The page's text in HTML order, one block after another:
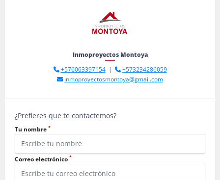
Inmoproyectos Montoya
+576063397154|
+573234286059
inmoproyectosmontoya@gmail.com
¿Prefieres que te contactemos?
Tu nombre *
Correo electrónico *